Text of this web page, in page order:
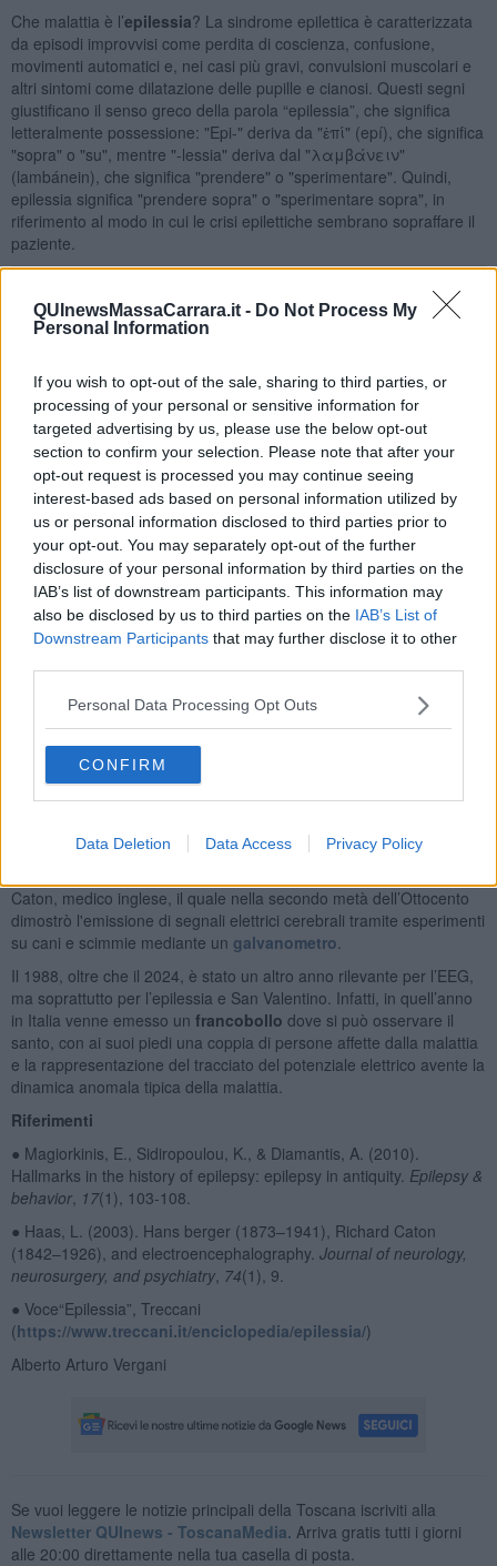
QUInewsMassaCarrara.it - Do Not Process My
Personal Information
If you wish to opt-out of the sale, sharing to third parties, or
processing of your personal or sensitive information for
targeted advertising by us, please use the below opt-out
section to confirm your selection. Please note that after your
opt-out request is processed you may continue seeing
interest-based ads based on personal information utilized by
us or personal information disclosed to third parties prior to
your opt-out. You may separately opt-out of the further
disclosure of your personal information by third parties on the
IAB’s list of downstream participants. This information may
also be disclosed by us to third parties on the IAB’s List of
Downstream Participants that may further disclose it to other
Personal Data Processing Opt Outs
CONFIRM
Data Deletion Data Access Privacy Policy
Che malattia è l’epilessia? La sindrome epilettica è caratterizzata
da episodi improvvisi come perdita di coscienza, confusione,
movimenti automatici e, nei casi più gravi, convulsioni muscolari e
altri sintomi come dilatazione delle pupille e cianosi. Questi segni
giustificano il senso greco della parola “epilessia”, che significa
letteralmente possessione: "Epi-" deriva da "ἐπί" (epí), che significa
"sopra" o "su", mentre "-lessia" deriva dal "λαμβάνειν"
(lambánein), che significa "prendere" o "sperimentare". Quindi,
epilessia significa "prendere sopra" o "sperimentare sopra", in
riferimento al modo in cui le crisi epilettiche sembrano sopraffare il
paziente.
40 tipi diversi di crisi la cui causa è riconducibile ad una alterazione
improvvisa dello stato fisiologico della membrana neuronale,
causando una scarica ipersincrona di molteplici neuroni. Nel caso
in cui la diagnosi formulata sia esatta e l’iter terapeutico sia stato
correttamente seguito, si ottiene un controllo delle crisi in circa il
70% dei casi. La diagnosi si basa su dati clinici forniti dal paziente e
dall’analisi del tracciato dell’elettroencefalogramma (EEG), che può
confermare le anomalie elettriche associate alle crisi. Dunque,
l’EEG è uno degli strumenti fondamentali per l’identificazione
dell’epilessia.
L’EEG è una metodologia che permette di registrare il potenziale
elettrico dello scalpo. E’ a basso costo e portabile, al contrario di
alla diagnosi di molteplici patologie o per obiettivi di ricerca più
generali di salute pubblica (ad esempio per lostudiodella qualità
decisionale in persone sane).
Quest’anno (2024) si celebra il
registrazione del segnale EEG da parte del neurologo tedesco
Hans Berger, che misurò per la prima volta l'attività elettrica del
cervello umano con elettrodi sul cuoio capelluto nel 1924. Le sue
Caton, medico inglese, il quale nella secondo metà dell’Ottocento
dimostrò l'emissione di segnali elettrici cerebrali tramite esperimenti
su cani e scimmie mediante un galvanometro
Il 1988, oltre che il 2024, è stato un altro anno rilevante per l’EEG,
ma soprattutto per l’epilessia e San Valentino. Infatti, in quell’anno
in Italia venne emesso un francobollo dove si può osservare il
santo, con ai suoi piedi una coppia di persone affette dalla malattia
e la rappresentazione del tracciato del potenziale elettrico avente la
dinamica anomala tipica della malattia.
Riferimenti
● Magiorkinis, E., Sidiropoulou, K., & Diamantis, A. (2010).
Hallmarks in the history of epilepsy: epilepsy in antiquity. Epilepsy &
behavior, 17(1), 103-108.
● Haas, L. (2003). Hans berger (1873–1941), Richard Caton
(1842–1926), and electroencephalography. Journal of neurology,
neurosurgery, and psychiatry, 74(1), 9.
● Voce“Epilessia”, Treccani
(https://www.treccani.it/enciclopedia/epilessia/)
Alberto Arturo Vergani
Se vuoi leggere le notizie principali della Toscana iscriviti alla
Newsletter QUInews - ToscanaMedia. Arriva gratis tutti i giorni
alle 20:00 direttamente nella tua casella di posta.